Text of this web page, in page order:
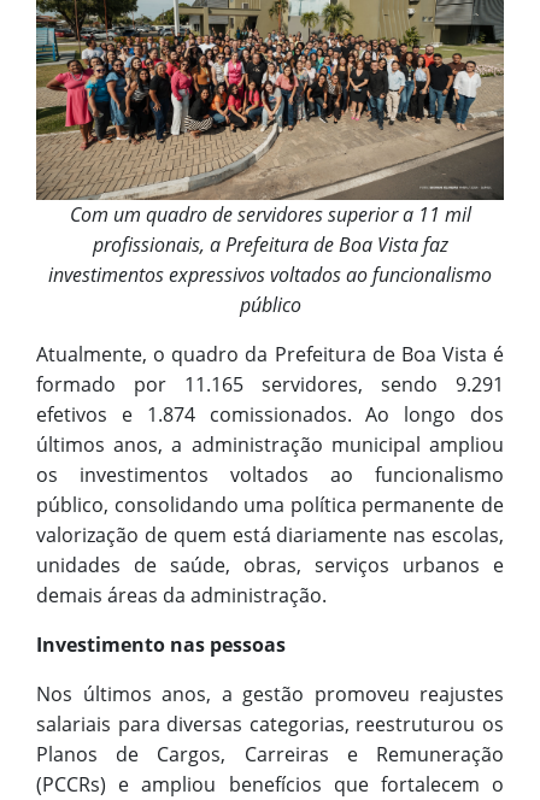
Com um quadro de servidores superior a 11 mil
profissionais, a Prefeitura de Boa Vista faz
investimentos expressivos voltados ao funcionalismo
público
Atualmente, o quadro da Prefeitura de Boa Vista é
formado por 11.165 servidores, sendo 9.291
efetivos e 1.874 comissionados. Ao longo dos
últimos anos, a administração municipal ampliou
os investimentos voltados ao funcionalismo
público, consolidando uma política permanente de
valorização de quem está diariamente nas escolas,
unidades de saúde, obras, serviços urbanos e
demais áreas da administração.
Investimento nas pessoas
Nos últimos anos, a gestão promoveu reajustes
salariais para diversas categorias, reestruturou os
Planos de Cargos, Carreiras e Remuneração
(PCCRs) e ampliou benefícios que fortalecem o